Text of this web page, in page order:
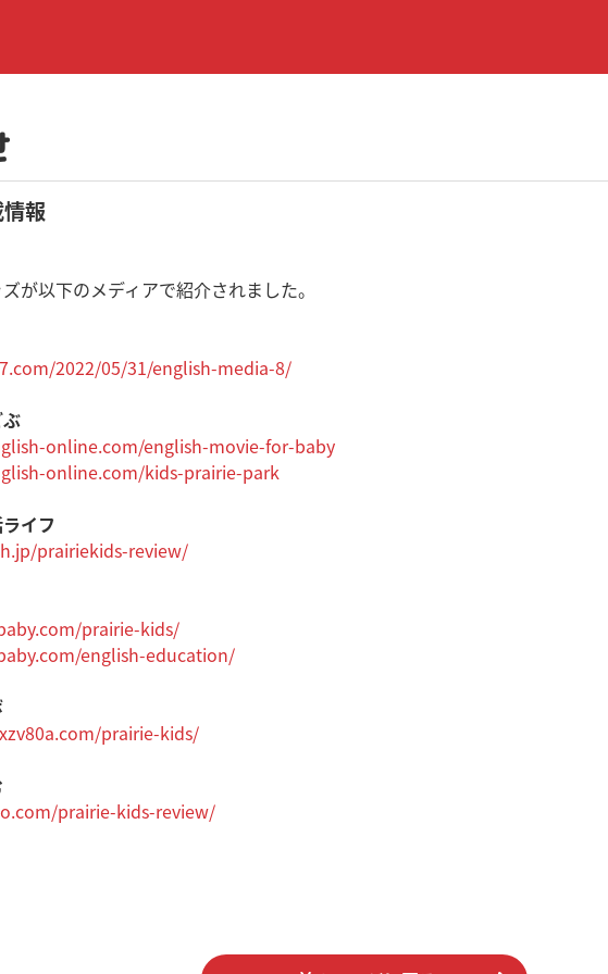
報
が以下のメディアで紹介されました。
2022/05/31/english-media-8/
online.com/english-movie-for-baby
online.com/kids-prairie-park
イフ
prairiekids-review/
prairie-kids/
english-education/
prairie-kids/
prairie-kids-review/